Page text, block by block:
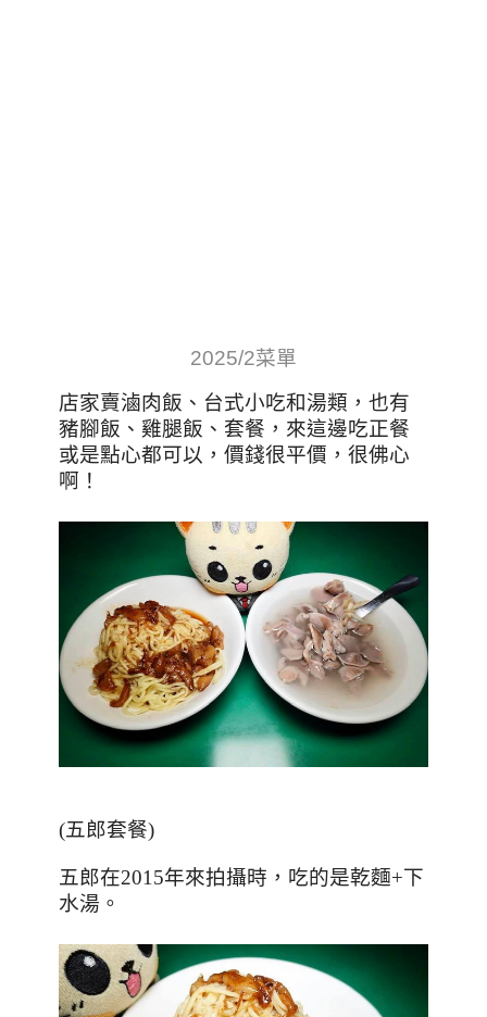
2025/2菜單
店家賣滷肉飯、台式小吃和湯類，也有
豬腳飯、雞腿飯、套餐，來這邊吃正餐
或是點心都可以，價錢很平價，很佛心
啊！
(五郎套餐)
五郎在2015年來拍攝時，吃的是乾麵+下
水湯。